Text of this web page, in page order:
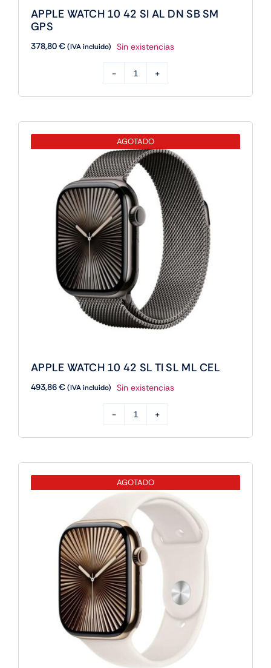
SG
ML
APPLE WATCH 10 42 SI AL DN SB SM
GPS
378,80€(IVA incluido) Sin existencias
WATCH
SI
AL
SB
SM
GPS
cantidad
AGOTADO
APPLE WATCH 10 42 SL TI SL ML CEL
493,86€(IVA incluido) Sin existencias
WATCH
SL
TI
ML
CEL
cantidad
AGOTADO